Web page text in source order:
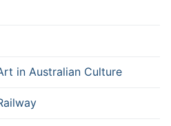
in Australian Culture